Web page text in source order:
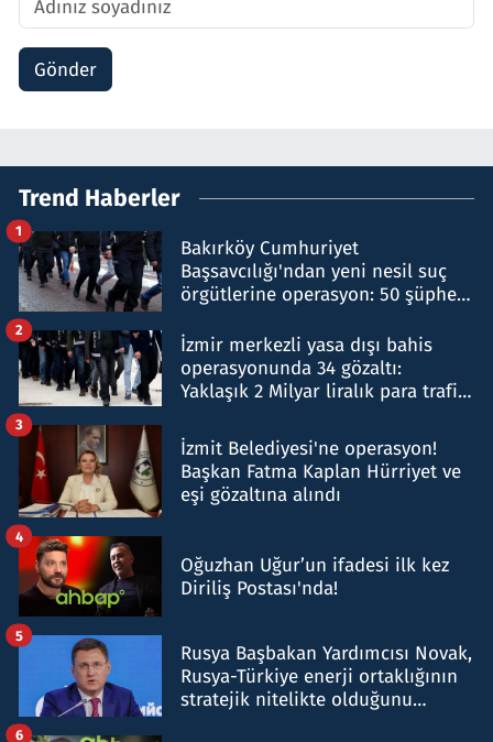
Gönder
Trend Haberler
Bakırköy Cumhuriyet
Başsavcılığı'ndan yeni nesil suç
örgütlerine operasyon: 50 şüpheli
1
İzmir merkezli yasa dışı bahis
operasyonunda 34 gözaltı:
Yaklaşık 2 Milyar liralık para trafiği
2
İzmit Belediyesi'ne operasyon!
Başkan Fatma Kaplan Hürriyet ve
eşi gözaltına alındı
3
Oğuzhan Uğur’un ifadesi ilk kez
Diriliş Postası'nda!
4
Rusya Başbakan Yardımcısı Novak,
Rusya-Türkiye enerji ortaklığının
stratejik nitelikte olduğunu
5
6